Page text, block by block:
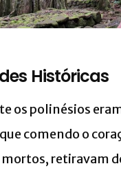
Históricas
os polinésios
comendo o
retiravam